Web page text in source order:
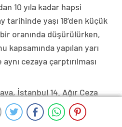
10 yıla kadar hapsi
tarihinde yaşı 18’den küçük
oranında düşürülürken,
kapsamında yapılan yarı
cezaya çarptırılması
İstanbul 14. Ağır Ceza
ihlal”, “belli bir
öldürmeye neden